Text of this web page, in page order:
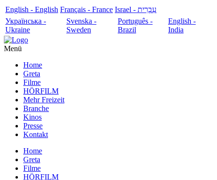
English - English Français - France
עִבְרִית - Israel
Українська -
Ukraine
Svenska -
Sweden
Português -
Brazil
English -
India
Menü
Home
Greta
Filme
HÖRFILM
Mehr Freizeit
Branche
Kinos
Presse
Kontakt
Home
Greta
Filme
HÖRFILM